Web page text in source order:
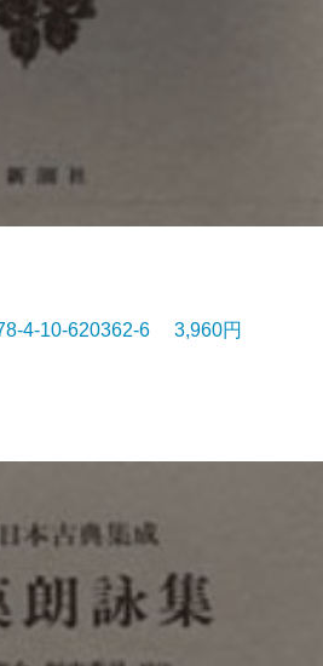
4-10-620362-6 3,960円